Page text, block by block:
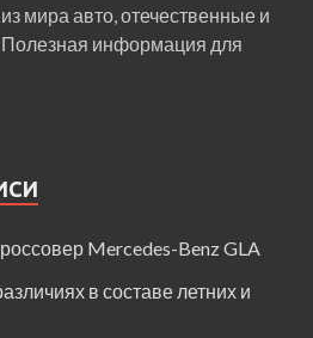
мира авто, отечественные и
информация для
Mercedes-Benz GLA
в составе летних и